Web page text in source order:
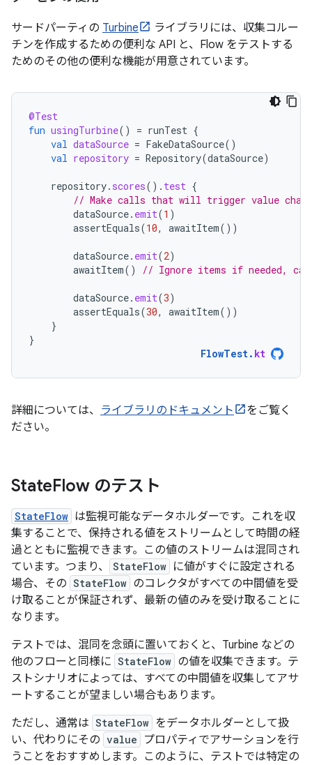
サードパーティの Turbine
ライブラリには、収集コルー
チンを作成するための便利な API と、Flow をテストする
ためのその他の便利な機能が用意されています。
@Test
fun usingTurbine() = runTest {
val dataSource = FakeDataSource()
val repository = Repository(dataSource)
repository. scores(). test {
// Make calls that will trigger value
dataSource. emit(1 )
assertEquals(10, awaitItem())
dataSource. emit(2)
awaitItem() // Ignore items if needed,
dataSource. emit(3)
assertEquals(30, awaitItem())
}
}
FlowTest. kt
詳細については、 ライブラリのドキュメント
をご覧く
ださい。
StateFlow のテスト
StateFlow は監視可能なデータホルダーです。これを収
集することで、保持される値をストリームとして時間の経
過とともに監視できます。この値のストリームは混同され
ています。つまり、
StateFlow に値がすぐに設定される
場合、その StateFlow のコレクタがすべての中間値を受
け取ることが保証されず、最新の値のみを受け取ることに
なります。
テストでは、混同を念頭に置いておくと、Turbine などの
他のフローと同様に StateFlow の値を収集できます。テ
ストシナリオによっては、すべての中間値を収集してアサ
ートすることが望ましい場合もあります。
ただし、通常は StateFlow をデータホルダーとして扱
い、代わりにその value
プロパティでアサーションを行
うことをおすすめします。このように、テストでは特定の